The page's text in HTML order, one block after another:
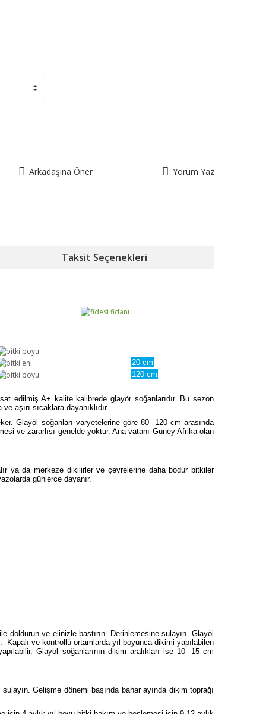
Arkadaşına Öner Yorum Yaz
Taksit Seçenekleri
20 cm
120 cm
edilmiş A+ kalite kalibrede glayör soğanlarıdır. Bu sezon
aşırı sıcaklara dayanıklıdır.
Glayöl soğanları varyetelerine göre 80- 120 cm arasında
ve zararlısı genelde yoktur. Ana vatanı Güney Afrika olan
ya da merkeze dikilirler ve çevrelerine daha bodur bitkiler
günlerce dayanır.
doldurun ve elinizle bastırın. Derinlemesine sulayın. Glayöl
ve kontrollü ortamlarda yıl boyunca dikimi yapılabilen
Glayöl soğanlarının dikim aralıkları ise 10 -15 cm
Gelişme dönemi başında bahar ayında dikim toprağı